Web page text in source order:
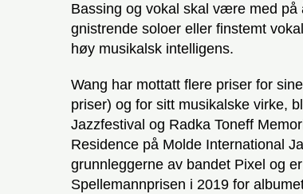
Bassing og vokal skal være med
gnistrende soloer eller finstemt
høy musikalsk intelligens.
Wang har mottatt flere priser for
priser) og for sitt musikalske virke,
Jazzfestival og Radka Toneff
Residence på Molde International
grunnleggerne av bandet Pixel og
Spellemannprisen i 2019 for